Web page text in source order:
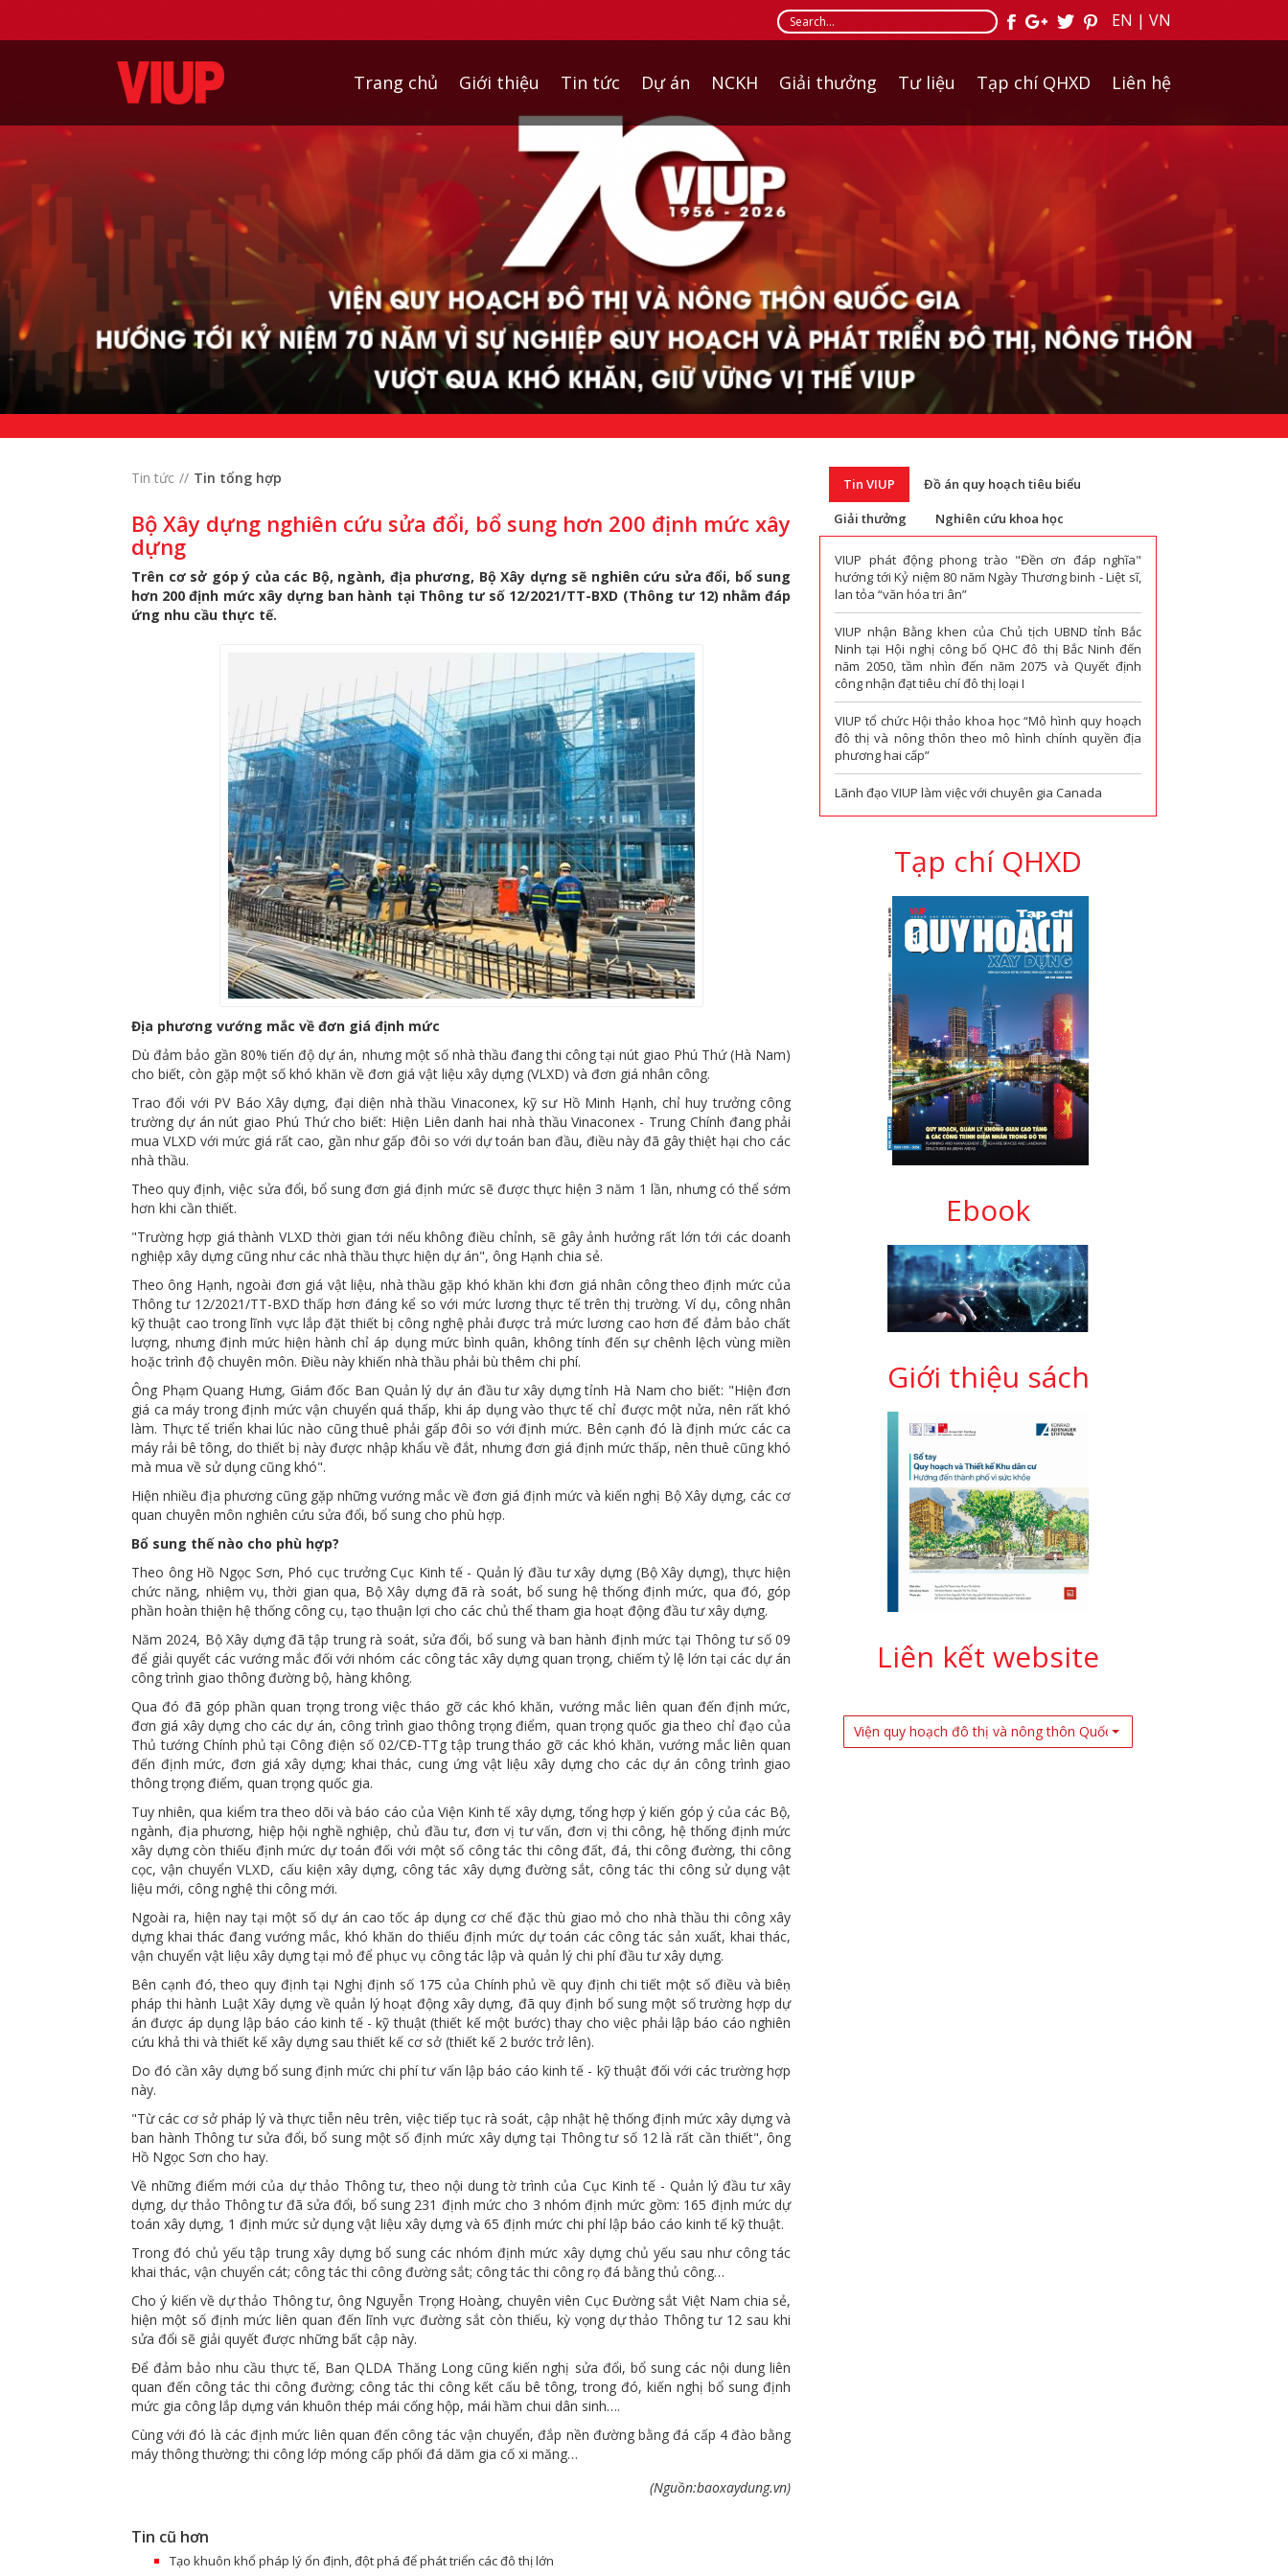
EN | VN
Trang chủ Giới thiệu Tin tức Dự án NCKH Giải thưởng Tư liệu Tạp chí QHXD Liên hệ
Tin tức Tin tổng hợp
Bộ Xây dựng nghiên cứu sửa đổi, bổ sung hơn 200 định mức xây
dựng
Trên cơ sở góp ý của các Bộ, ngành, địa phương, Bộ Xây dựng sẽ nghiên cứu sửa đổi, bổ sung
hơn 200 định mức xây dựng ban hành tại Thông tư số 12/2021/TT-BXD (Thông tư 12) nhằm đáp
ứng nhu cầu thực tế.
Địa phương vướng mắc về đơn giá định mức
Dù đảm bảo gần 80% tiến độ dự án, nhưng một số nhà thầu đang thi công tại nút giao Phú Thứ (Hà Nam)
cho biết, còn gặp một số khó khăn về đơn giá vật liệu xây dựng (VLXD) và đơn giá nhân công.
Trao đổi với PV Báo Xây dựng, đại diện nhà thầu Vinaconex, kỹ sư Hồ Minh Hạnh, chỉ huy trưởng công
trường dự án nút giao Phú Thứ cho biết: Hiện Liên danh hai nhà thầu Vinaconex - Trung Chính đang phải
mua VLXD với mức giá rất cao, gần như gấp đôi so với dự toán ban đầu, điều này đã gây thiệt hại cho các
nhà thầu.
Theo quy định, việc sửa đổi, bổ sung đơn giá định mức sẽ được thực hiện 3 năm 1 lần, nhưng có thể sớm
hơn khi cần thiết.
"Trường hợp giá thành VLXD thời gian tới nếu không điều chỉnh, sẽ gây ảnh hưởng rất lớn tới các doanh
nghiệp xây dựng cũng như các nhà thầu thực hiện dự án", ông Hạnh chia sẻ.
Theo ông Hạnh, ngoài đơn giá vật liệu, nhà thầu gặp khó khăn khi đơn giá nhân công theo định mức của
Thông tư 12/2021/TT-BXD thấp hơn đáng kể so với mức lương thực tế trên thị trường. Ví dụ, công nhân
kỹ thuật cao trong lĩnh vực lắp đặt thiết bị công nghệ phải được trả mức lương cao hơn để đảm bảo chất
lượng, nhưng định mức hiện hành chỉ áp dụng mức bình quân, không tính đến sự chênh lệch vùng miền
hoặc trình độ chuyên môn. Điều này khiến nhà thầu phải bù thêm chi phí.
Ông Phạm Quang Hưng, Giám đốc Ban Quản lý dự án đầu tư xây dựng tỉnh Hà Nam cho biết: "Hiện đơn
giá ca máy trong định mức vận chuyển quá thấp, khi áp dụng vào thực tế chỉ được một nửa, nên rất khó
làm. Thực tế triển khai lúc nào cũng thuê phải gấp đôi so với định mức. Bên cạnh đó là định mức các ca
máy rải bê tông, do thiết bị này được nhập khẩu về đắt, nhưng đơn giá định mức thấp, nên thuê cũng khó
mà mua về sử dụng cũng khó".
Hiện nhiều địa phương cũng gặp những vướng mắc về đơn giá định mức và kiến nghị Bộ Xây dựng, các cơ
quan chuyên môn nghiên cứu sửa đổi, bổ sung cho phù hợp.
Bổ sung thế nào cho phù hợp?
Theo ông Hồ Ngọc Sơn, Phó cục trưởng Cục Kinh tế - Quản lý đầu tư xây dựng (Bộ Xây dựng), thực hiện
chức năng, nhiệm vụ, thời gian qua, Bộ Xây dựng đã rà soát, bổ sung hệ thống định mức, qua đó, góp
phần hoàn thiện hệ thống công cụ, tạo thuận lợi cho các chủ thể tham gia hoạt động đầu tư xây dựng.
Năm 2024, Bộ Xây dựng đã tập trung rà soát, sửa đổi, bổ sung và ban hành định mức tại Thông tư số 09
để giải quyết các vướng mắc đối với nhóm các công tác xây dựng quan trọng, chiếm tỷ lệ lớn tại các dự án
công trình giao thông đường bộ, hàng không.
Qua đó đã góp phần quan trọng trong việc tháo gỡ các khó khăn, vướng mắc liên quan đến định mức,
đơn giá xây dựng cho các dự án, công trình giao thông trọng điểm, quan trọng quốc gia theo chỉ đạo của
Thủ tướng Chính phủ tại Công điện số 02/CĐ-TTg tập trung tháo gỡ các khó khăn, vướng mắc liên quan
đến định mức, đơn giá xây dựng; khai thác, cung ứng vật liệu xây dựng cho các dự án công trình giao
thông trọng điểm, quan trọng quốc gia.
Tuy nhiên, qua kiểm tra theo dõi và báo cáo của Viện Kinh tế xây dựng, tổng hợp ý kiến góp ý của các Bộ,
ngành, địa phương, hiệp hội nghề nghiệp, chủ đầu tư, đơn vị tư vấn, đơn vị thi công, hệ thống định mức
xây dựng còn thiếu định mức dự toán đối với một số công tác thi công đất, đá, thi công đường, thi công
cọc, vận chuyển VLXD, cấu kiện xây dựng, công tác xây dựng đường sắt, công tác thi công sử dụng vật
liệu mới, công nghệ thi công mới.
Ngoài ra, hiện nay tại một số dự án cao tốc áp dụng cơ chế đặc thù giao mỏ cho nhà thầu thi công xây
dựng khai thác đang vướng mắc, khó khăn do thiếu định mức dự toán các công tác sản xuất, khai thác,
vận chuyển vật liệu xây dựng tại mỏ để phục vụ công tác lập và quản lý chi phí đầu tư xây dựng.
Bên cạnh đó, theo quy định tại Nghị định số 175 của Chính phủ về quy định chi tiết một số điều và biêṇ
pháp thi hành Luật Xây dựng về quản lý hoạt động xây dựng, đã quy định bổ sung một số trường hợp dự
án được áp dụng lập báo cáo kinh tế - kỹ thuật (thiết kế một bước) thay cho việc phải lập báo cáo nghiên
cứu khả thi và thiết kế xây dựng sau thiết kế cơ sở (thiết kế 2 bước trở lên).
Do đó cần xây dựng bổ sung định mức chi phí tư vấn lập báo cáo kinh tế - kỹ thuật đối với các trường hợp
này.
"Từ các cơ sở pháp lý và thực tiễn nêu trên, việc tiếp tục rà soát, cập nhật hệ thống định mức xây dựng và
ban hành Thông tư sửa đổi, bổ sung một số định mức xây dựng tại Thông tư số 12 là rất cần thiết", ông
Hồ Ngọc Sơn cho hay.
Về những điểm mới của dự thảo Thông tư, theo nội dung tờ trình của Cục Kinh tế - Quản lý đầu tư xây
dựng, dự thảo Thông tư đã sửa đổi, bổ sung 231 định mức cho 3 nhóm định mức gồm: 165 định mức dự
toán xây dựng, 1 định mức sử dụng vật liệu xây dựng và 65 định mức chi phí lập báo cáo kinh tế kỹ thuật.
Trong đó chủ yếu tập trung xây dựng bổ sung các nhóm định mức xây dựng chủ yếu sau như công tác
khai thác, vận chuyển cát; công tác thi công đường sắt; công tác thi công rọ đá bằng thủ công…
Cho ý kiến về dự thảo Thông tư, ông Nguyễn Trọng Hoàng, chuyên viên Cục Đường sắt Việt Nam chia sẻ,
hiện một số định mức liên quan đến lĩnh vực đường sắt còn thiếu, kỳ vọng dự thảo Thông tư 12 sau khi
sửa đổi sẽ giải quyết được những bất cập này.
Để đảm bảo nhu cầu thực tế, Ban QLDA Thăng Long cũng kiến nghị sửa đổi, bổ sung các nội dung liên
quan đến công tác thi công đường; công tác thi công kết cấu bê tông, trong đó, kiến nghị bổ sung định
mức gia công lắp dựng ván khuôn thép mái cống hộp, mái hầm chui dân sinh….
Cùng với đó là các định mức liên quan đến công tác vận chuyển, đắp nền đường bằng đá cấp 4 đào bằng
máy thông thường; thi công lớp móng cấp phối đá dăm gia cố xi măng…
(Nguồn:baoxaydung.vn)
Tin cũ hơn
Tạo khuôn khổ pháp lý ổn định, đột phá để phát triển các đô thị lớn
Tin VIUP
Đồ án quy hoạch tiêu biểu
Giải thưởng
Nghiên cứu khoa học
VIUP phát động phong trào "Đền ơn đáp nghĩa"
hướng tới Kỷ niệm 80 năm Ngày Thương binh - Liệt sĩ,
lan tỏa “văn hóa tri ân”
VIUP nhận Bằng khen của Chủ tịch UBND tỉnh Bắc
Ninh tại Hội nghị công bố QHC đô thị Bắc Ninh đến
năm 2050, tầm nhìn đến năm 2075 và Quyết định
công nhận đạt tiêu chí đô thị loại I
VIUP tổ chức Hội thảo khoa học “Mô hình quy hoạch
đô thị và nông thôn theo mô hình chính quyền địa
phương hai cấp”
Lãnh đạo VIUP làm việc với chuyên gia Canada
Tạp chí QHXD
Ebook
Giới thiệu sách
Liên kết website
Viện quy hoạch đô thị và nông thôn Quốc Gia